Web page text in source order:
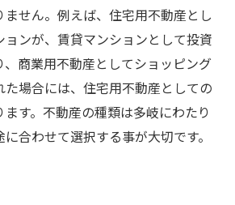
せん。例えば、住宅用不動産とし
ョンが、賃貸マンションとして投資
、商業用不動産としてショッピング
た場合には、住宅用不動産としての
す。不動産の種類は多岐にわたり
合わせて選択する事が大切です。